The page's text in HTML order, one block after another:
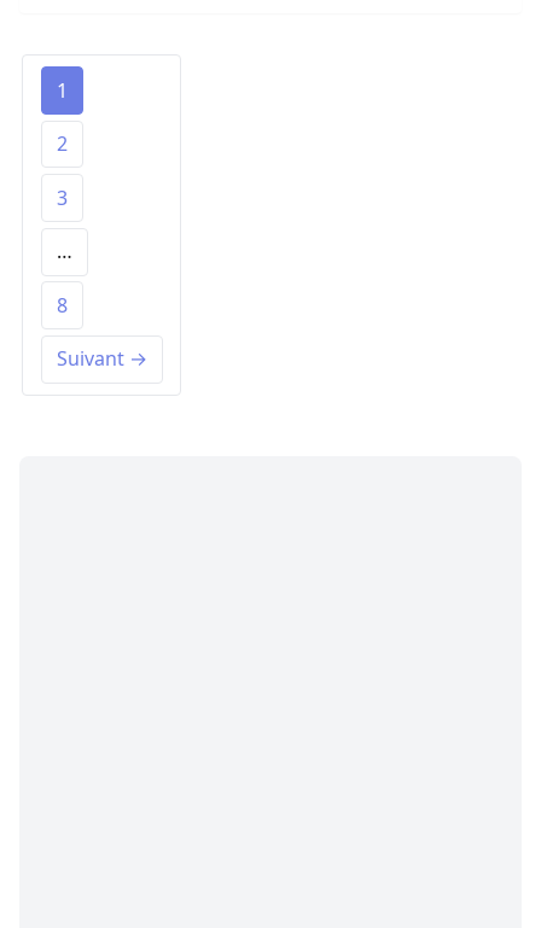
1
2
3
…
8
Suivant →